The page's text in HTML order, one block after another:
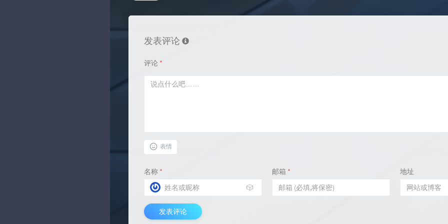
发表评论
评论 *
表情
名称 *
🎲
邮箱 * 地址
发表评论